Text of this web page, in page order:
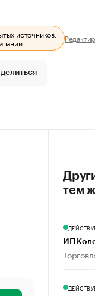
источников.
тем
ИП